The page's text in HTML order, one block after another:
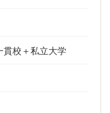
貫校＋私立大学